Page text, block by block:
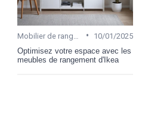
•
10/01/2025
Optimisez votre espace avec les
meubles de rangement d'Ikea